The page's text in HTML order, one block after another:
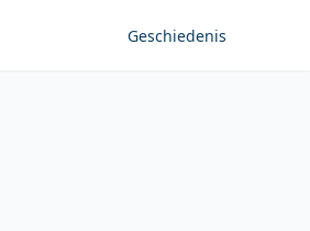
Geschiedenis